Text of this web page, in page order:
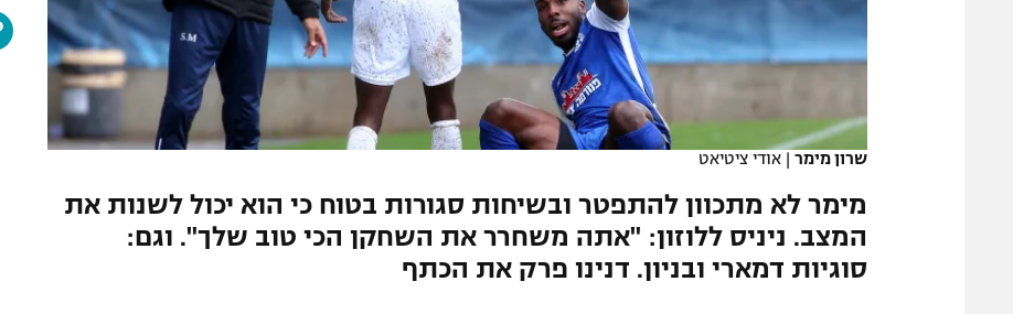
רשיון להקרנה פומבית לבית עסק
הצטרפות לחבילת הערוצים
תגיות
המגזיןשרון מימר | אודי ציטיאט
מימר לא מתכוון להתפטר ובשיחות סגורות בטוח כי הוא יכול לשנות את
המצב. ניניס ללוזון: "אתה משחרר את השחקן הכי טוב שלך". וגם:
סוגיות דמארי ובניון. דנינו פרק את הכתף